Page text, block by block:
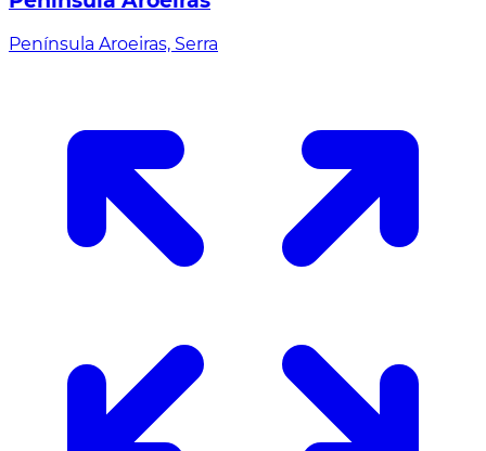
Península Aroeiras, Serra